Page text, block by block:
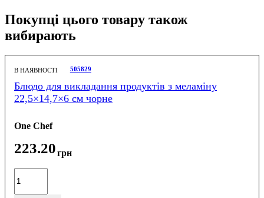
Покупці цього товару також
вибирають
В НАЯВНОСТІ 505829
Блюдо для викладання продуктів з меламіну
22,5×14,7×6 см чорне
One Chef
223.20грн